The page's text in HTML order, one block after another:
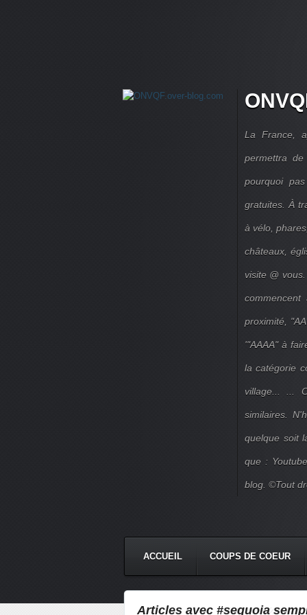
La France,
permettra
pourquoi
gratuites. À
à vélo,
châteaux,
visite @
proximité,
'"AAAA" à
la catégorie
village... ...
similaires.
quelque soit
que :
blog. ©Tout
ACCUEIL COUPS DE COEUR
Articles avec #sequoia